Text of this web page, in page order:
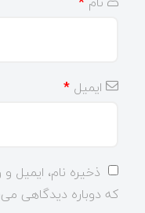
ایمیل *
ذخیره نام، ایمیل
که دوباره دیدگاهی